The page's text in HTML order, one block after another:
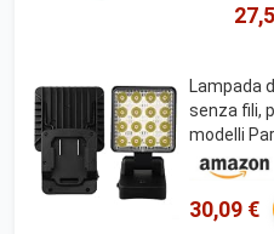
Lampada
senza fili,
modelli
PAP20A1
30,09 €